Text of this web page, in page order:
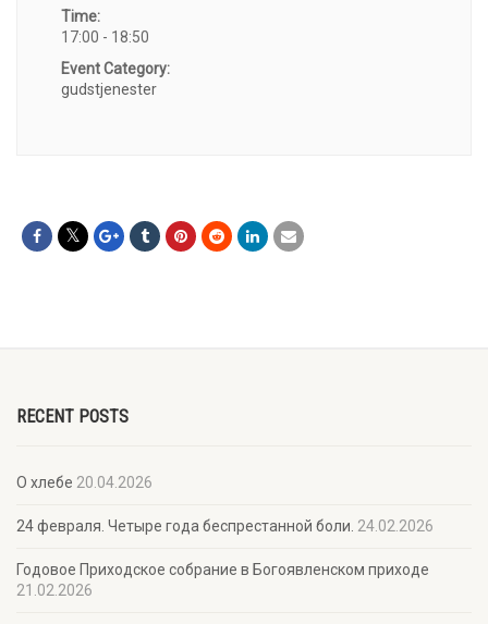
Time:
17:00 - 18:50
Event Category:
gudstjenester
RECENT POSTS
О хлебе 20.04.2026
24 февраля. Четыре года беспрестанной боли. 24.02.2026
Годовое Приходское собрание в Богоявленском приходе
21.02.2026